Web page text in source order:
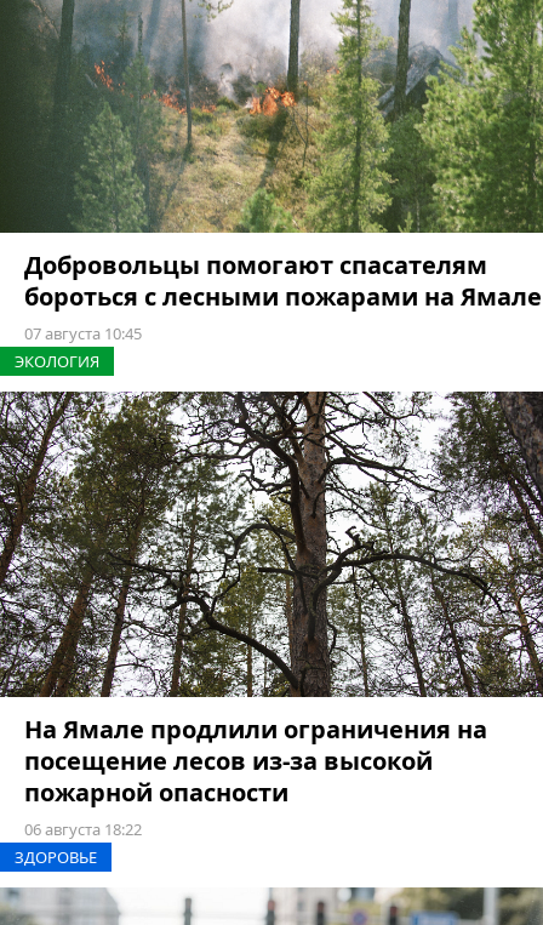
Добровольцы помогают спасателям
бороться с лесными пожарами на Ямале
07 августа 10:45
ЭКОЛОГИЯ
На Ямале продлили ограничения на
посещение лесов из-за высокой
пожарной опасности
06 августа 18:22
ЗДОРОВЬЕ